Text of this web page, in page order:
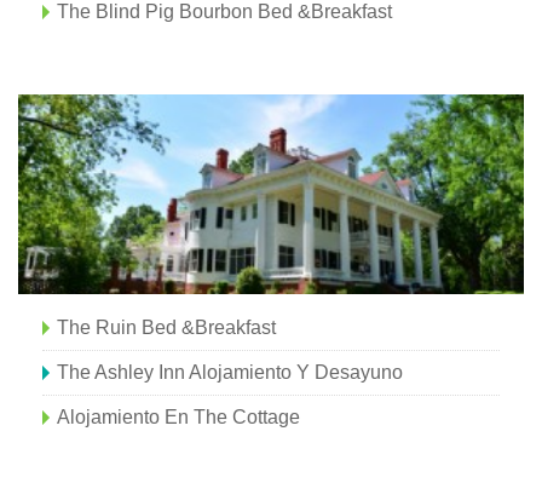
The Blind Pig Bourbon Bed &Breakfast
The Ruin Bed &Breakfast
The Ashley Inn Alojamiento Y Desayuno
Alojamiento En The Cottage